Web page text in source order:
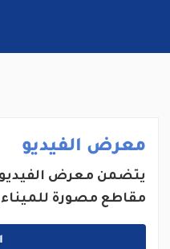
معرض الفيديو
يتضمن معرض
مقاطع مصورة للميناء